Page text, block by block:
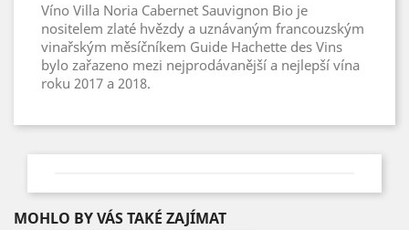
Víno Villa Noria Cabernet Sauvignon Bio je
nositelem zlaté hvězdy a uznávaným francouzským
vinařským měsíčníkem Guide Hachette des Vins
bylo zařazeno mezi nejprodávanější a nejlepší vína
roku 2017 a 2018.
MOHLO BY VÁS TAKÉ ZAJÍMAT